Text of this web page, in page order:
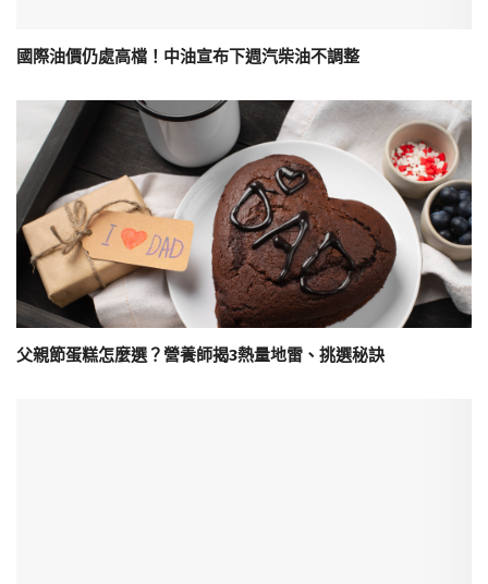
國際油價仍處高檔！中油宣布下週汽柴油不調整
父親節蛋糕怎麼選？營養師揭3熱量地雷、挑選秘訣